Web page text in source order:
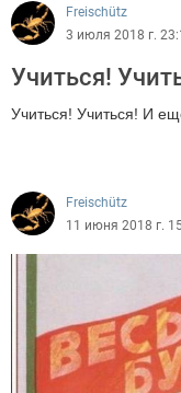
Freischütz
3 июля 2018 г.
Учиться!
Учиться!
Freischütz
11 июня 2018 г.